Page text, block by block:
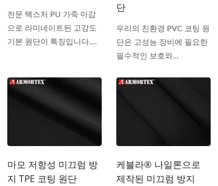
전문 텍스처 PU 가죽 마감
으로 라미네이트된 고강도
기본 원단이 특징입니다....
단
우리의 친환경 PVC 코팅 원
단은 고성능 장비에 필요한
필수적인 보호와...
마모 저항성 미끄럼 방
지 TPE 코팅 원단
케블라® 나일론으로
제작된 미끄럼 방지